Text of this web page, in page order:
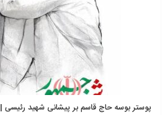
پوستر بوسه حاج قاسم بر پیشانی شهید رئیسی | 70*50 – کیفیت اصلی